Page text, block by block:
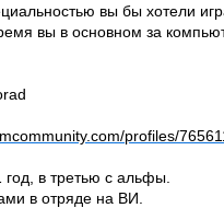
вы бы хотели
вы в основном за
profiles/
год, в третью с альфы.
в отряде на ВИ.